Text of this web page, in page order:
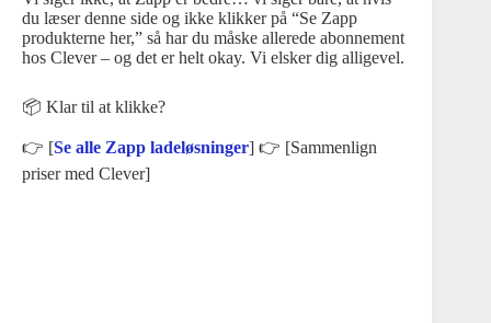
du læser denne side og ikke klikker på “Se Zapp
produkterne her,” så har du måske allerede abonnement
hos Clever – og det er helt okay. Vi elsker dig alligevel.
📦 Klar til at klikke?
👉 [Se alle Zapp ladeløsninger] 👉 [Sammenlign
priser med Clever]